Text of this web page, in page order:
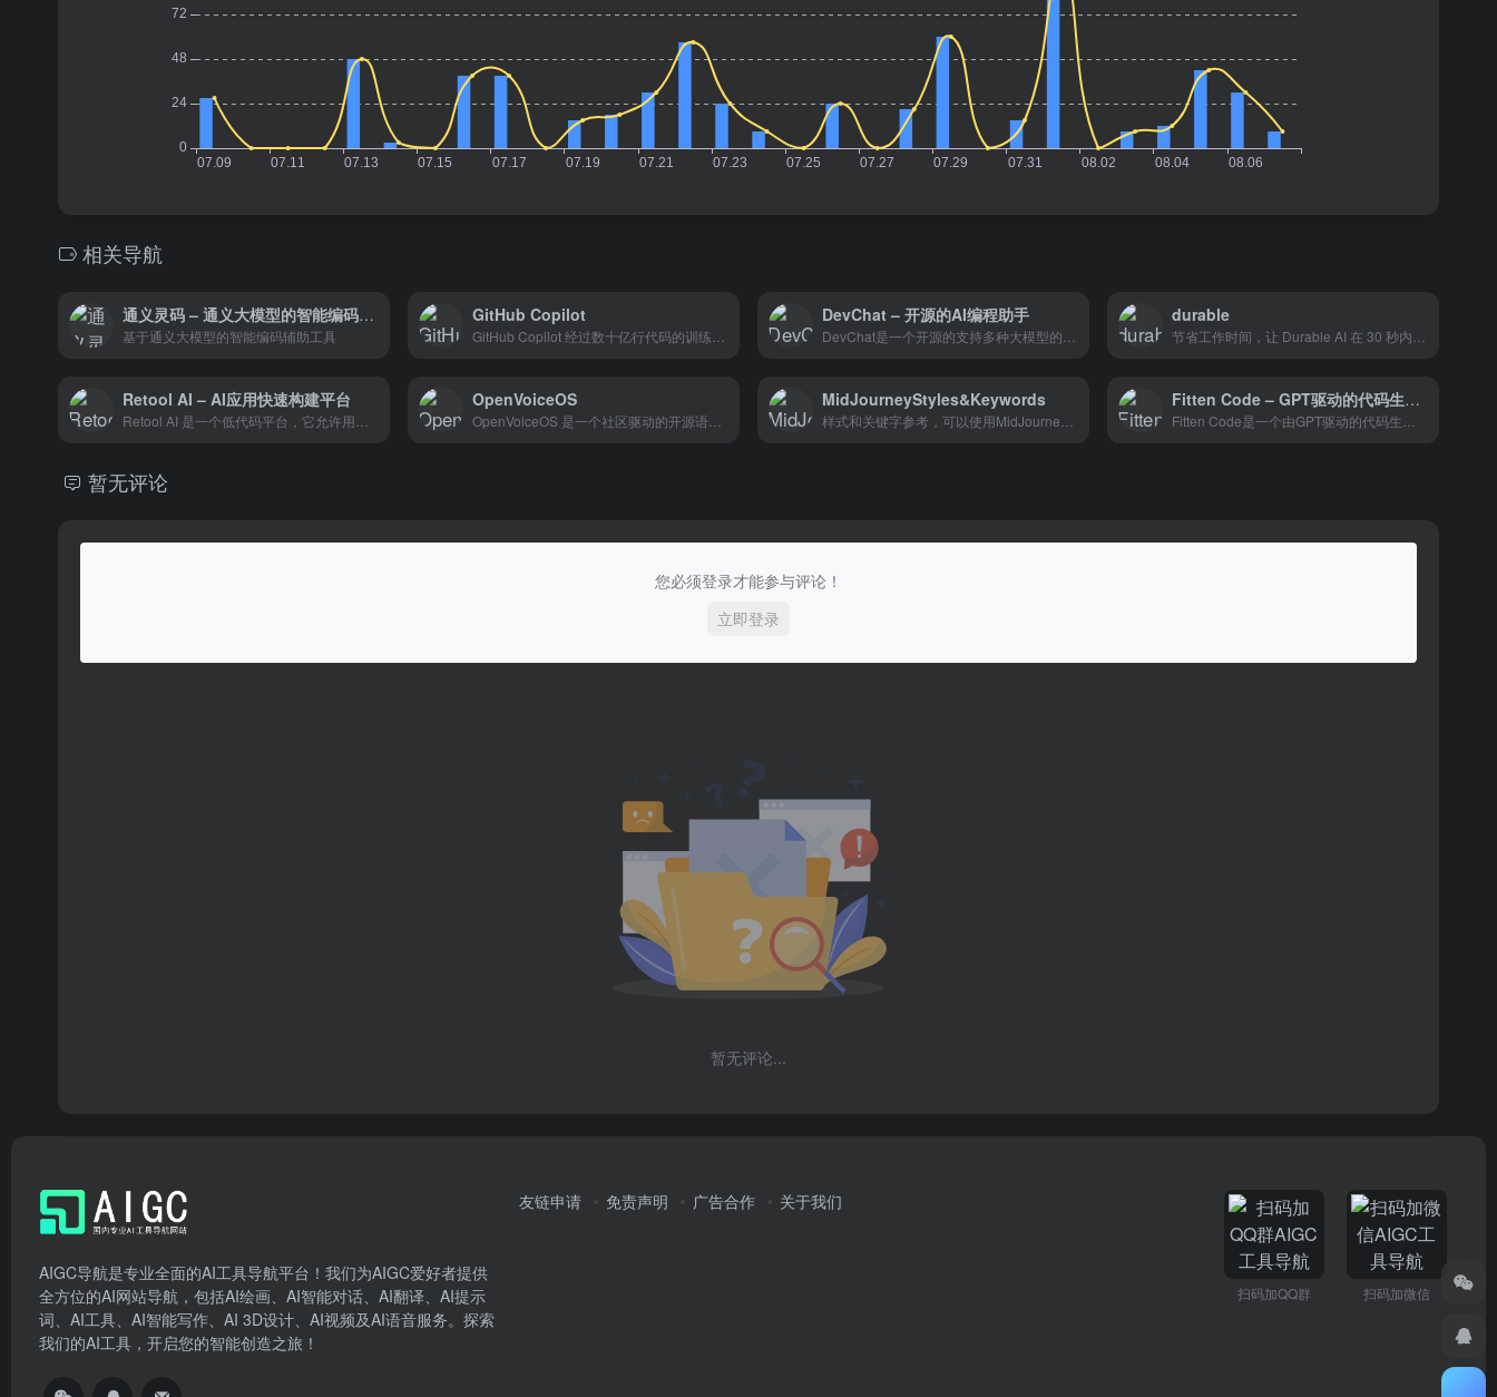
相关导航
通义灵码 – 通义大模型的智能编码辅助工具
基于通义大模型的智能编码辅助工具
GitHub Copilot DevChat – 开源的AI编程助手 durable
Retool AI – AI应用快速构建平台 OpenVoiceOS MidJourneyStyles&Keywords Fitten Code – GPT驱动的代码生成和补全工具
暂无评论
您必须登录才能参与评论！
立即登录
暂无评论...
AIGC导航是专业全面的AI工具导航平台！我们为AIGC爱好者提供
全方位的AI网站导航，包括AI绘画、AI智能对话、AI翻译、AI提示
词、AI工具、AI智能写作、AI 3D设计、AI视频及AI语音服务。探索
我们的AI工具，开启您的智能创造之旅！
友链申请 免责声明 广告合作 关于我们
扫码加QQ群 扫码加微信